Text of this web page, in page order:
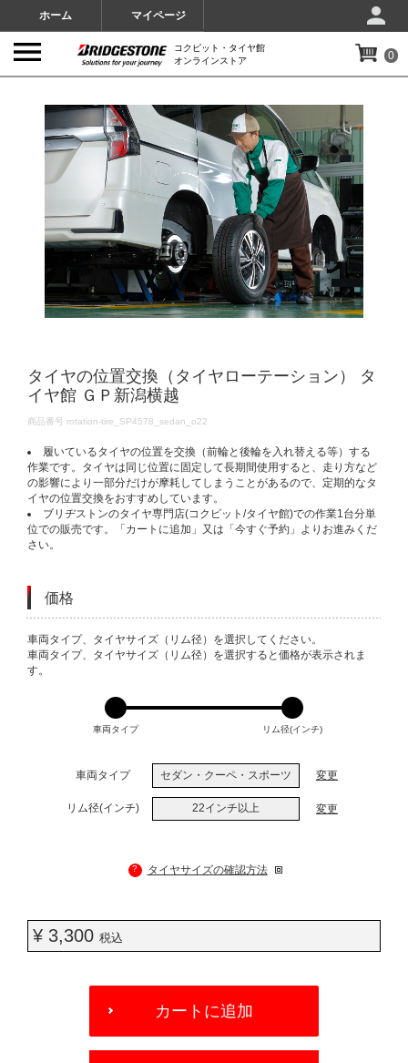
ホーム マイページ
コクピット・タイヤ館
オンラインストア
0
タイヤの位置交換（タイヤローテーション） タ
イヤ館 ＧＰ新潟横越
DETAILS
商品番号 rotation-tire_SP4578_sedan_o22
履いているタイヤの位置を交換（前輪と後輪を入れ替える等）する
作業です。タイヤは同じ位置に固定して長期間使用すると、走り方など
の影響により一部分だけが摩耗してしまうことがあるので、定期的なタ
イヤの位置交換をおすすめしています。
ブリヂストンのタイヤ専門店(コクピット/タイヤ館)での作業1台分単
位での販売です。「カートに追加」又は「今すぐ予約」よりお進みくだ
さい。
価格
VARIATIONS
車両タイプ、タイヤサイズ（リム径）を選択してください。
車両タイプ、タイヤサイズ（リム径）を選択すると価格が表示されま
す。
車両タイプ リム径(インチ)
車両タイプ セダン・クーペ・スポーツ 変更
リム径(インチ) 22インチ以上 変更
? タイヤサイズの確認方法
¥ 3,300 税込
OPTIONS
カートに追加